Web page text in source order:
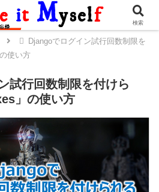
Djangoでログイン試行回数制限を
使い方
試行回数制限を付けら
」の使い方
検索